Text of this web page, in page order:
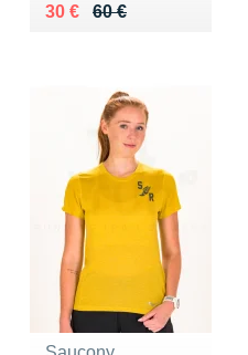
60 €
Au lieu de 60 €
30 €
Vendu 30 €